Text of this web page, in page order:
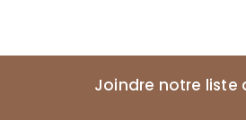
Joindre notre liste